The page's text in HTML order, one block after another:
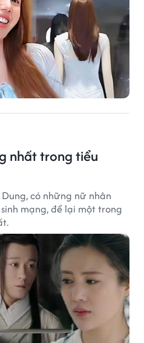
nhất trong tiểu
có những nữ nhân
mạng, để lại một trong